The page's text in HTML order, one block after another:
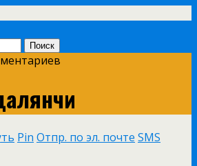
Pin Отпр. по эл. почте SMS